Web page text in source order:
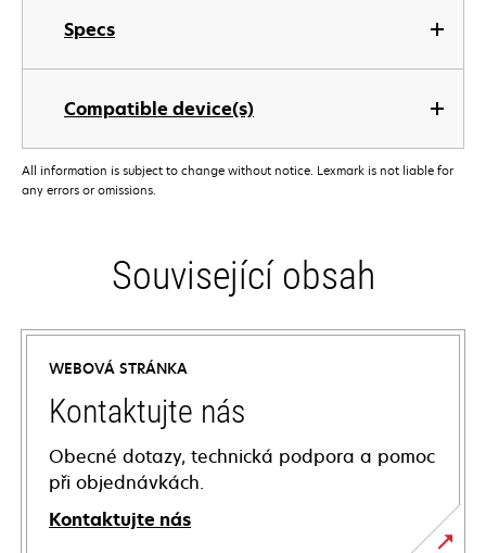
Specs
Compatible device(s)
All information is subject to change without notice. Lexmark is not liable for
any errors or omissions.
Související obsah
WEBOVÁ STRÁNKA
Kontaktujte nás
Obecné dotazy, technická podpora a pomoc
při objednávkách.
Kontaktujte nás